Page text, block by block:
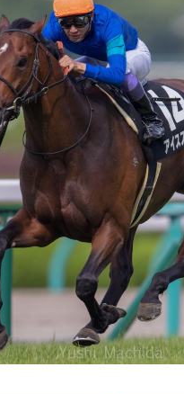
幌で開幕 京都
注目のニ
武豊「例
1700メー